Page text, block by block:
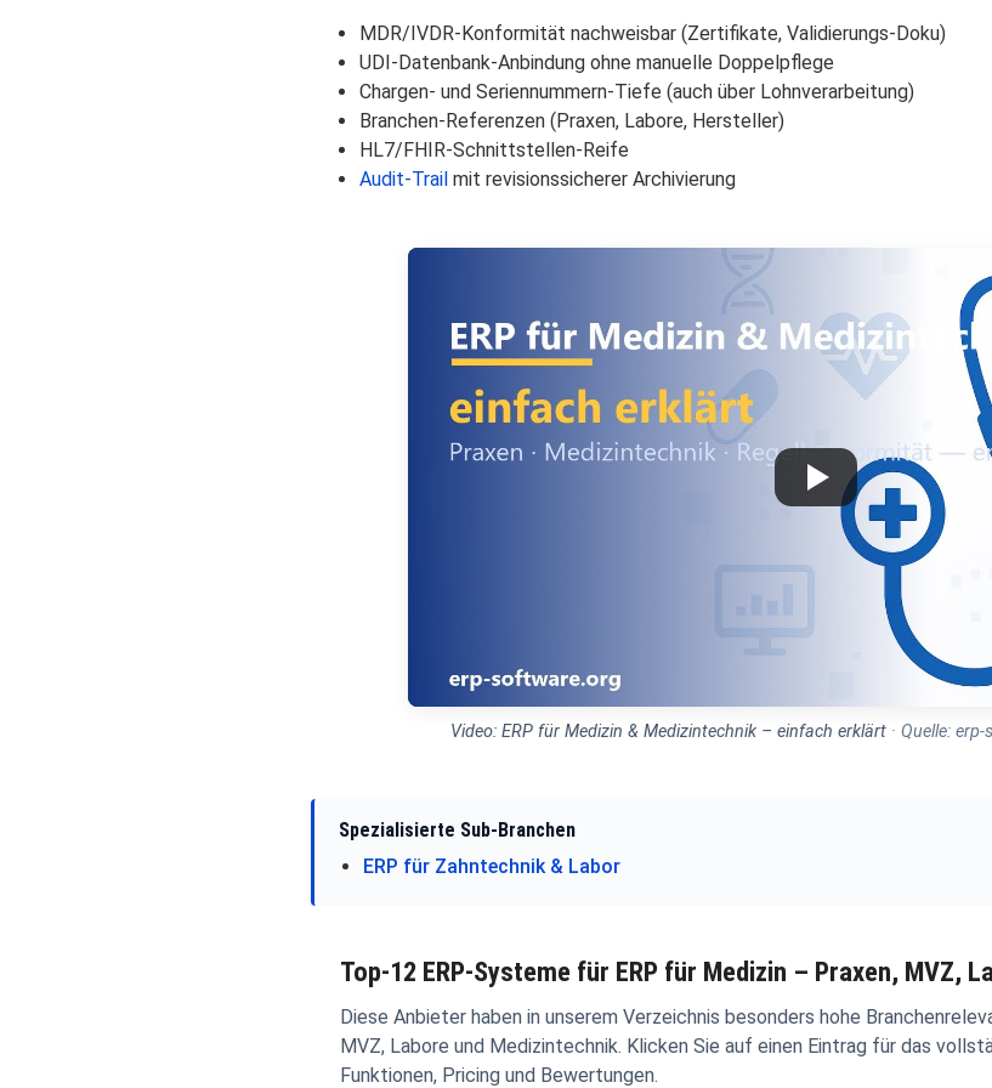
MDR/IVDR-Konformität nachweisbar (Zertifikate, Validierungs-Doku)
UDI-Datenbank-Anbindung ohne manuelle Doppelpflege
Chargen- und Seriennummern-Tiefe (auch über Lohnverarbeitung)
Branchen-Referenzen (Praxen, Labore, Hersteller)
HL7/FHIR-Schnittstellen-Reife
Audit-Trail mit revisionssicherer Archivierung
Video: ERP für Medizin & Medizintechnik – einfach erklärt · Quelle:
Spezialisierte Sub-Branchen
ERP für Zahntechnik & Labor
Top-12 ERP-Systeme für ERP für Medizin – Praxen, MVZ,
Diese Anbieter haben in unserem Verzeichnis besonders hohe
MVZ, Labore und Medizintechnik. Klicken Sie auf einen Eintrag für das
Funktionen, Pricing und Bewertungen.